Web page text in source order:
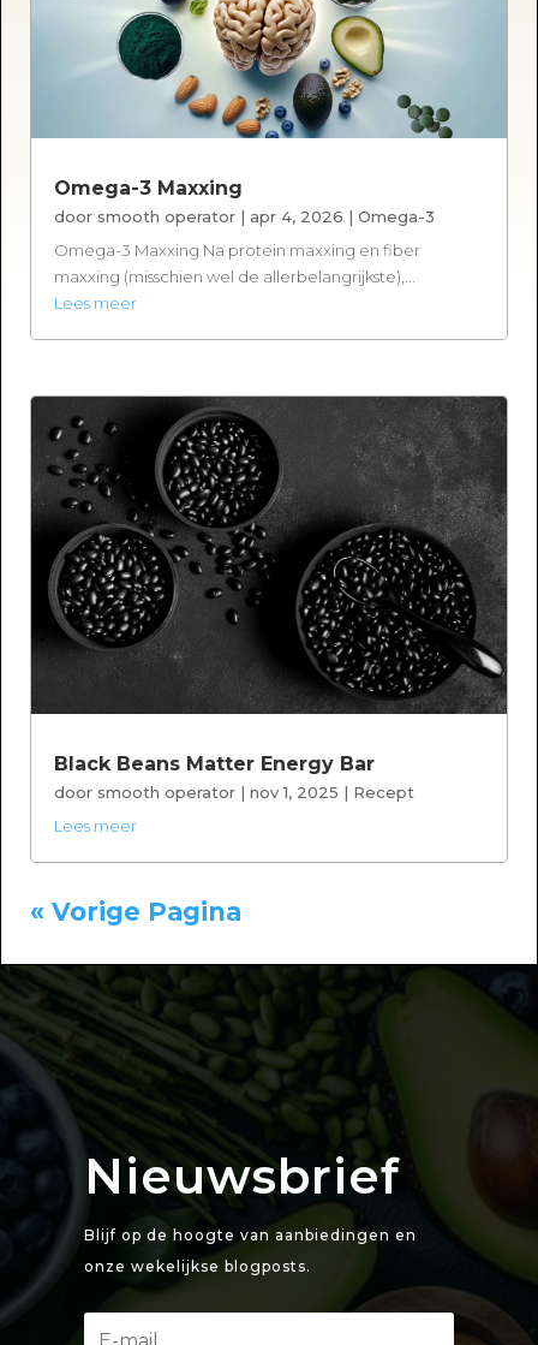
Omega-3 Maxxing
door smooth operator | apr 4, 2026 |Omega-3
Omega-3 Maxxing Na protein maxxing en fiber
maxxing (misschien wel de allerbelangrijkste),...
Lees meer
Black Beans Matter Energy Bar
door smooth operator |nov 1, 2025 | Recept
Lees meer
« Vorige Pagina
Nieuwsbrief
Blijf op de hoogte van aanbiedingen en
onze wekelijkse blogposts.